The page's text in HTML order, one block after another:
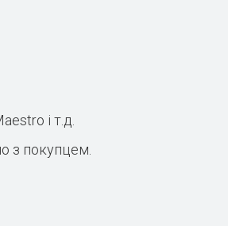
і т.д.
з покупцем.